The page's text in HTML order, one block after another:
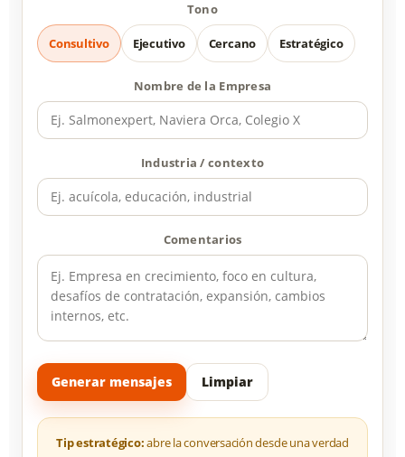
Tono
Consultivo Ejecutivo Cercano Estratégico
Nombre de la Empresa
Industria / contexto
Comentarios
Generar mensajes Limpiar
Tip estratégico:abre la conversación desde una verdad